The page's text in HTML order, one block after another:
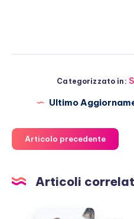
Categorizzato in:
Ultimo
Articolo precedente
Articoli